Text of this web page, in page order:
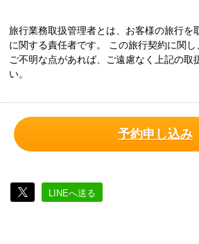
旅行業務取扱管理者とは、お客様の旅行を
に関する責任者です。 この旅行契約に関
ご不明な点があれば、ご遠慮なく上記の取
い。
予約申し込み
LINEへ送る